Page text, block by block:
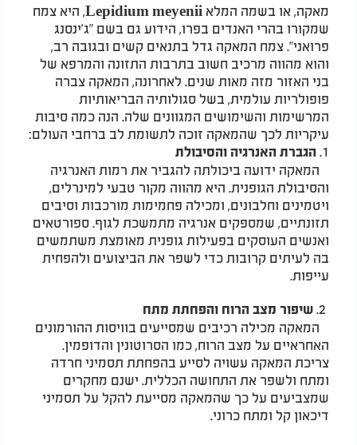
מאקה, או בשמה המלא Lepidium meyenii, היא צמח
שמקורו בהרי האנדים בפרו, הידוע גם בשם "ג'ינסנג
פרואני". צמח המאקה גדל בתנאים קשים ובגובה רב,
והוא מהווה מרכיב חשוב בתרבות התזונה והמרפא של
בני האזור מזה מאות שנים. לאחרונה, המאקה צברה
פופולריות עולמית, בשל סגולותיה הבריאותיות
המרשימות והשימושים המגוונים שלה. הנה כמה סיבות
עיקריות לכך שהמאקה זוכה לתשומת לב ברחבי העולם:
1. הגברת האנרגיה והסיבולת
המאקה ידועה ביכולתה להגביר את רמות האנרגיה
והסיבולת הגופנית. היא מהווה מקור טבעי למינרלים,
ויטמינים וחלבונים, ומכילה פחמימות מורכבות וסיבים
תזונתיים, שמספקים אנרגיה מתמשכת לגוף. ספורטאים
ואנשים העוסקים בפעילות גופנית מאומצת משתמשים
בה לעיתים קרובות כדי לשפר את הביצועים ולהפחית
עייפות.
שיפור מצב הרוח והפחתת מתח
המאקה מכילה רכיבים שמסייעים בוויסות ההורמונים
האחראיים על מצב הרוח, כמו הסרוטונין והדופמין.
צריכת המאקה עשויה לסייע בהפחתת תסמיני חרדה
ומתח ולשפר את התחושה הכללית. ישנם מחקרים
שמצביעים על כך שהמאקה מסייעת להקל על תסמיני
דיכאון קל ומתח כרוני.